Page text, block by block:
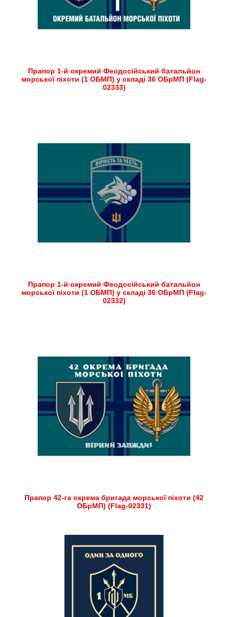
Прапор 1-й окремий Феодосійський батальйон
морської піхоти (1 ОБМП) у складі 36 ОБрМП (Flag-
02333)
Прапор 1-й окремий Феодосійський батальйон
морської піхоти (1 ОБМП) у складі 36 ОБрМП (Flag-
02332)
Прапор 42-га окрема бригада морської піхоти (42
ОБрМП) (Flag-02331)